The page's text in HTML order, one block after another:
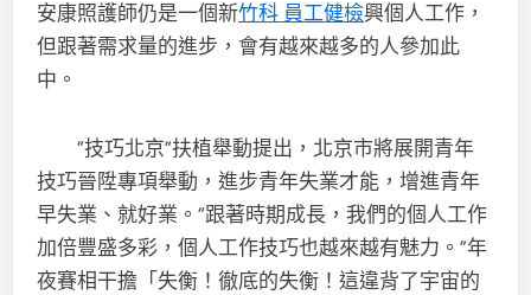
安康照護師仍是一個新竹科 員工健檢興個人工作，
但跟著需求量的進步，會有越來越多的人參加此
中。
“技巧北京”扶植舉動提出，北京市將展開青年
技巧晉陞專項舉動，進步青年失業才能，增進青年
早失業、就好業。“跟著時期成長，我們的個人工作
加倍豐盛多彩，個人工作技巧也越來越有魅力。”年
夜賽相干擔「失衡！徹底的失衡！這違背了宇宙的